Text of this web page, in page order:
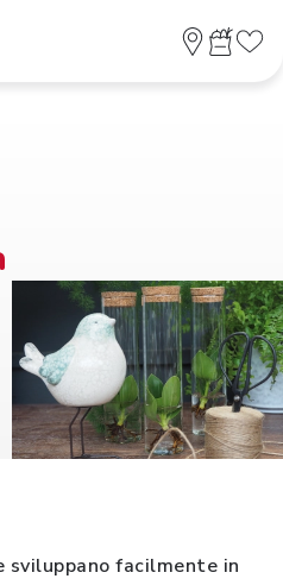
sviluppano facilmente in